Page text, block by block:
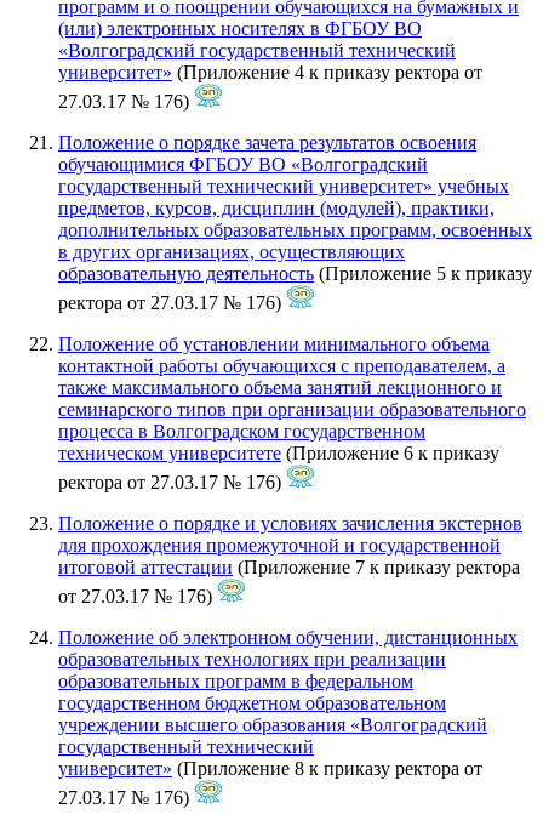
программ и о поощрении обучающихся на бумажных и
(или) электронных носителях в ФГБОУ ВО
«Волгоградский государственный технический
университет» (Приложение 4 к приказу ректора от
27.03.17 № 176)
Положение о порядке зачета результатов освоения
обучающимися ФГБОУ ВО «Волгоградский
государственный технический университет» учебных
предметов, курсов, дисциплин (модулей), практики,
дополнительных образовательных программ, освоенных
в других организациях, осуществляющих
образовательную деятельность (Приложение 5 к приказу
ректора от 27.03.17 № 176)
Положение об установлении минимального объема
контактной работы обучающихся с преподавателем, а
также максимального объема занятий лекционного и
семинарского типов при организации образовательного
процесса в Волгоградском государственном
техническом университете (Приложение 6 к приказу
ректора от 27.03.17 № 176)
Положение о порядке и условиях зачисления экстернов
для прохождения промежуточной и государственной
итоговой аттестации (Приложение 7 к приказу ректора
от 27.03.17 № 176)
Положение об электронном обучении, дистанционных
образовательных технологиях при реализации
образовательных программ в федеральном
государственном бюджетном образовательном
учреждении высшего образования «Волгоградский
государственный технический
университет» (Приложение 8 к приказу ректора от
27.03.17 № 176)